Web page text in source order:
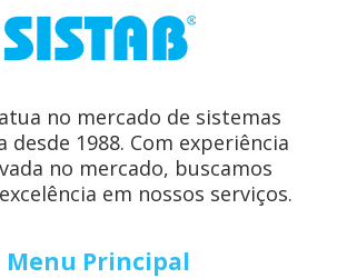
no mercado de sistemas
desde 1988. Com experiência
no mercado, buscamos
em nossos serviços.
Menu Principal